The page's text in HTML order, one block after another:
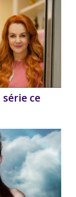
série ce